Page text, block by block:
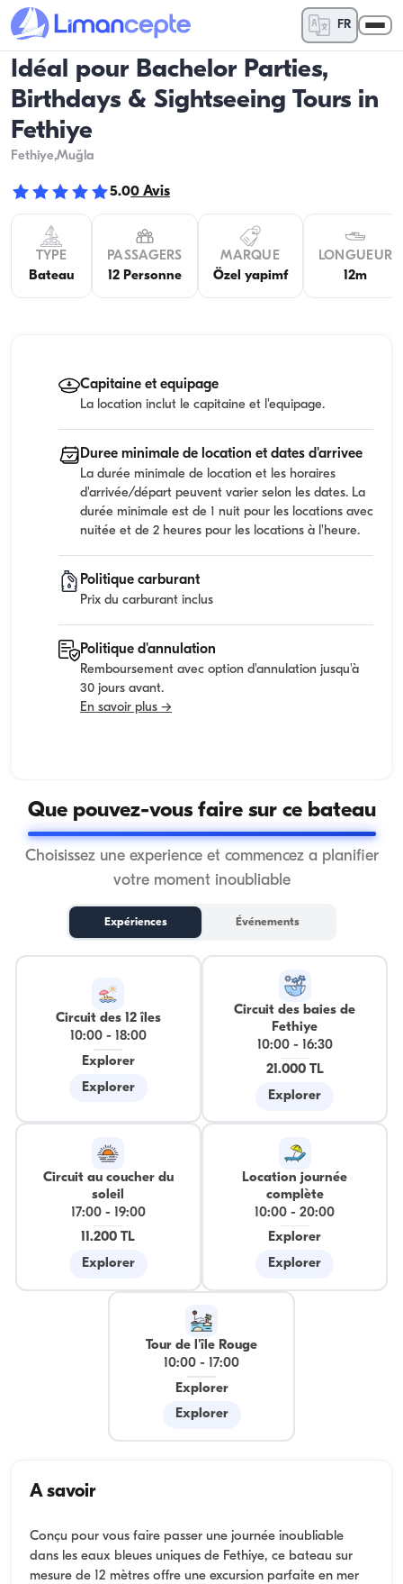
FR
Idéal pour Bachelor Parties,
Birthdays & Sightseeing Tours in
Fethiye
Fethiye,Muğla
5.00 Avis
TYPE
Bateau
PASSAGERS
12 Personne
MARQUE
Özel yapimf
LONGUEUR
12m
Capitaine et equipage
La location inclut le capitaine et l'equipage.
Duree minimale de location et dates d'arrivee
La durée minimale de location et les horaires
d'arrivée/départ peuvent varier selon les dates. La
durée minimale est de 1 nuit pour les locations avec
nuitée et de 2 heures pour les locations à l'heure.
Politique carburant
Prix du carburant inclus
Politique d'annulation
Remboursement avec option d'annulation jusqu'à
30 jours avant.
En savoir plus →
Que pouvez-vous faire sur ce bateau
Choisissez une experience et commencez a planifier
votre moment inoubliable
Expériences Événements
Circuit des 12 îles
10:00- 18:00
Explorer
Explorer
Circuit des baies de
Fethiye
10:00-
16:30
21.000 TL
Explorer
Circuit au coucher du
soleil
17:00-
19:00
11.200 TL
Explorer
Location journée
complète
10:00 -20:00
Explorer
Explorer
Tour de l'île Rouge
10:00 - 17:00
Explorer
Explorer
A savoir
Conçu pour vous faire passer une journée inoubliable
dans les eaux bleues uniques de Fethiye, ce bateau sur
mesure de 12 mètres offre une excursion parfaite en mer